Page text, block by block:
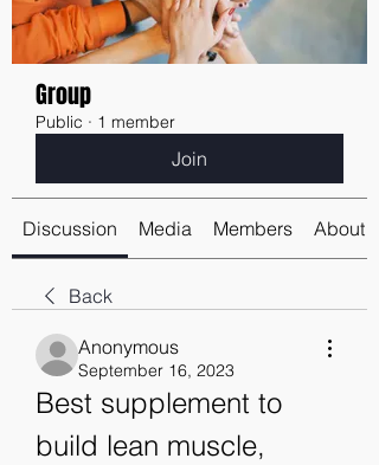
Group
Public · 1 member
Join
Discussion Media Members About
Back
Anonymous
September 16, 2023
Best supplement to
build lean muscle,